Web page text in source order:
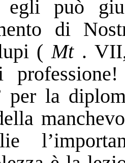
egli può
di
( Mt. VII,
per la